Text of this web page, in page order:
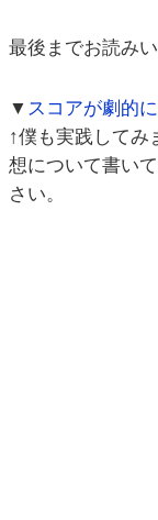
最後までお読み
▼ スコアが劇的
↑僕も実践してみ
想について書い
さい。